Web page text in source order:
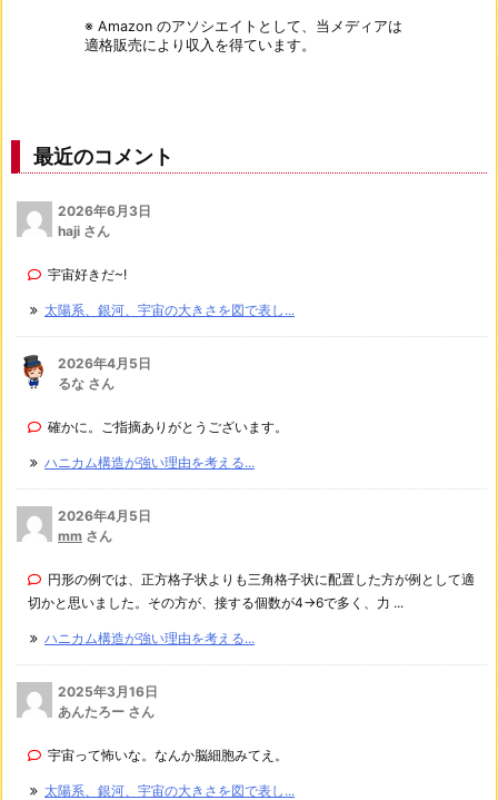
※ Amazon のアソシエイトとして、当メディアは
適格販売により収入を得ています。
最近のコメント
2026年6月3日
haji さん
宇宙好きだ~!
太陽系、銀河、宇宙の大きさを図で表し...
2026年4月5日
るな さん
確かに。ご指摘ありがとうございます。
ハニカム構造が強い理由を考える...
2026年4月5日
mm さん
円形の例では、正方格子状よりも三角格子状に配置した方が例として適
切かと思いました。その方が、接する個数が4→6で多く、力 ...
ハニカム構造が強い理由を考える...
2025年3月16日
あんたろー さん
宇宙って怖いな。なんか脳細胞みてえ。
太陽系、銀河、宇宙の大きさを図で表し...